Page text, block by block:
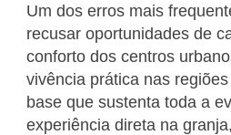
Um dos erros mais
recusar oportunidades de
conforto dos centros
vivência prática nas
base que sustenta toda a
experiência direta na